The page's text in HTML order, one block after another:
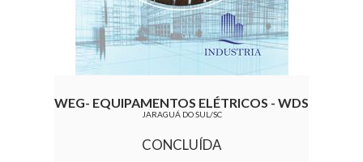
WEG- EQUIPAMENTOS ELÉTRICOS - WDS
JARAGUÁ DO SUL/SC
CONCLUÍDA